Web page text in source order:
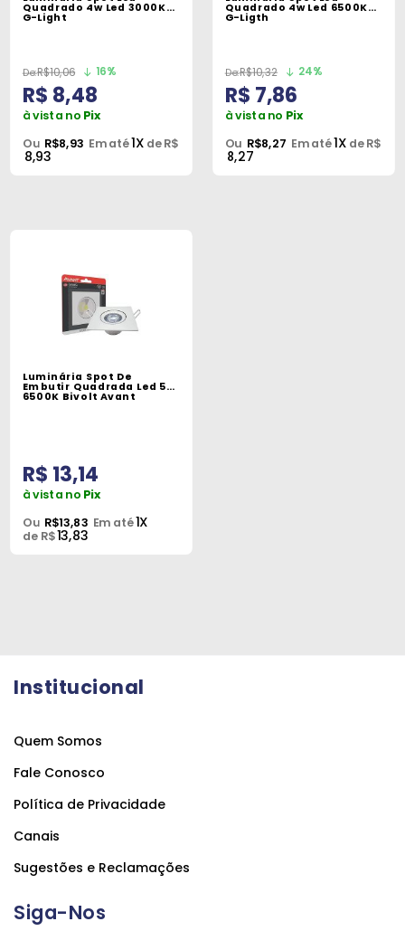
Máquinas
Materiais
de
Pneumáticos
Tintas
Químicos
Acessórios
Mecânica
Quadrado 4w Led 3000K
G-Light
R$10,06 16%
R$ 8,48
à vista no Pix
Ou R$8,93 Em até1X de R$
8,93
Quadrado 4w Led 6500K
G-Ligth
R$10,32 24%
R$ 7,86
à vista no Pix
Ou R$8,27 Em até1X de R$
8,27
Luminária Spot De
Embutir Quadrada Led 5W
6500K Bivolt Avant
R$ 13,14
à vista no Pix
Ou R$13,83 Em até1X
de R$13,83
Institucional
Quem Somos
Fale Conosco
Política de Privacidade
Canais
Sugestões e Reclamações
Siga-Nos